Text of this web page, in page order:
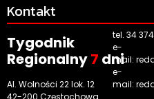
Kontakt
Tygodnik
Regionalny7 dni
Al. Wolności 22 lok. 12
42-200 Częstochowa
tel. 34
e-
mail:
e-
mail: